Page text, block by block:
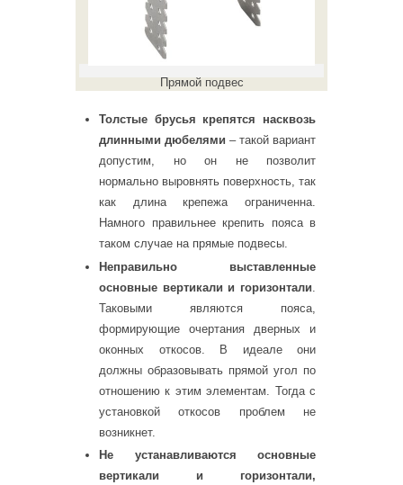
Прямой подвес
Толстые брусья крепятся насквозь
длинными дюбелями – такой вариант
допустим, но он не позволит
нормально выровнять поверхность, так
как длина крепежа ограниченна.
Намного правильнее крепить пояса в
таком случае на прямые подвесы.
Неправильно выставленные
основные вертикали и горизонтали
Таковыми являются пояса,
формирующие очертания дверных и
оконных откосов. В идеале они
должны образовывать прямой угол по
отношению к этим элементам. Тогда с
установкой откосов проблем не
возникнет.
Не устанавливаются основные
вертикали и горизонтали,